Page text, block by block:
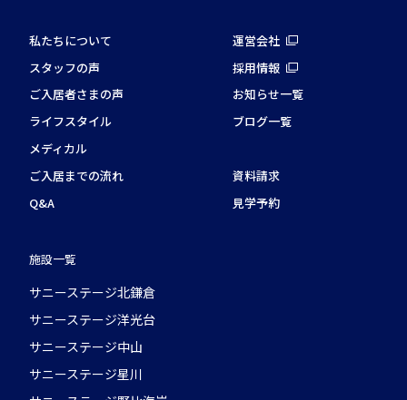
私たちについて
スタッフの声
ご入居者さまの声
ライフスタイル
メディカル
ご入居までの流れ
Q&A
施設一覧
サニーステージ北鎌倉
サニーステージ洋光台
サニーステージ中山
サニーステージ星川
運営会社
採用情報
お知らせ一覧
ブログ一覧
資料請求
見学予約